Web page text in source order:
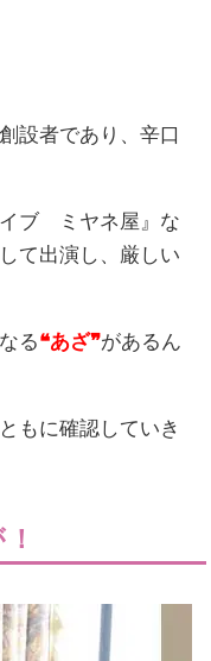
設者であり、辛口
イブ ミヤネ屋』な
て出演し、厳しい
る❝あざ❞があるん
もに確認していき